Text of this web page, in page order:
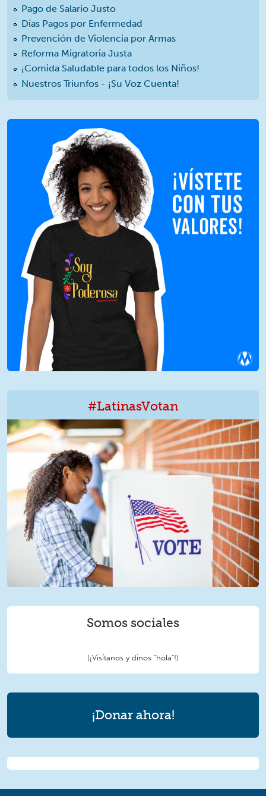
Pago de Salario Justo
Días Pagos por Enfermedad
Prevención de Violencia por Armas
Reforma Migratoria Justa
¡Comida Saludable para todos los Niños!
Nuestros Triunfos - ¡Su Voz Cuenta!
#LatinasVotan
LatinxVotan.png
Somos sociales
(¡Visítanos y dinos "hola"!)
¡Donar ahora!